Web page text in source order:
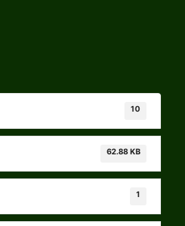
10
62.88 KB
1